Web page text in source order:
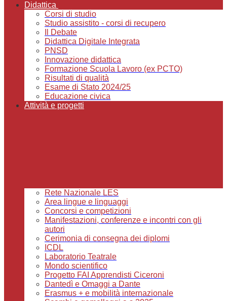
Didattica
Corsi di studio
Studio assistito - corsi di recupero
Il Debate
Didattica Digitale Integrata
PNSD
Innovazione didattica
Formazione Scuola Lavoro (ex PCTO)
Risultati di qualità
Esame di Stato 2024/25
Educazione civica
Attività e progetti
Rete Nazionale LES
Area lingue e linguaggi
Concorsi e competizioni
Manifestazioni, conferenze e incontri con gli
autori
Cerimonia di consegna dei diplomi
ICDL
Laboratorio Teatrale
Mondo scientifico
Progetto FAI Apprendisti Ciceroni
Dantedì e Omaggi a Dante
Erasmus + e mobilità internazionale